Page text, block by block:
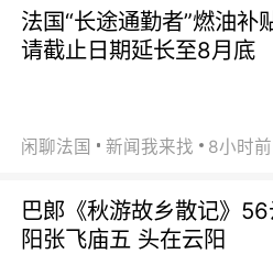
法国“长途通勤者”燃油补
请截止日期延长至8月底
闲聊法国 新闻我来找 8小时前
巴郞《秋游故乡散记》
阳张飞庙五 头在云阳